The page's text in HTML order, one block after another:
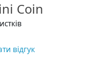
Coin
відгук